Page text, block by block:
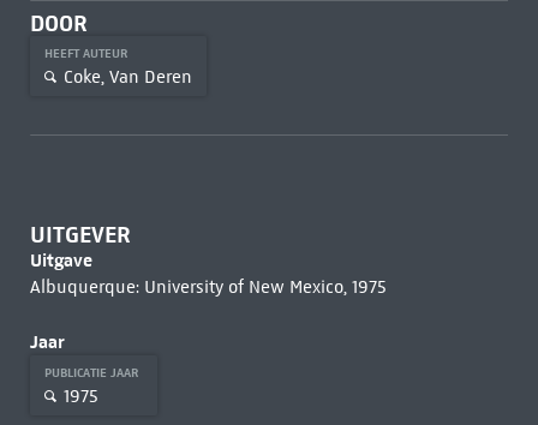
DOOR
HEEFT AUTEUR
Coke, Van Deren
UITGEVER
Uitgave
Albuquerque: University of New Mexico, 1975
Jaar
PUBLICATIE JAAR
1975